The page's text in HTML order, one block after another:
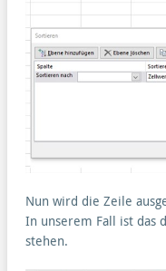
Nun wird die Zeile
In unserem Fall ist das
stehen.